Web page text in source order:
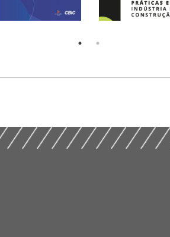
Construção PARTE 2 |
APLICAÇÃO (2026)
Indústria da
Construção (2025)